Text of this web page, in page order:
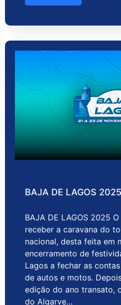
BAJA DE LAGOS 2025
BAJA DE LAGOS 2025
receber a caravana do
nacional, desta feita em
encerramento de
Lagos a fechar as
de autos e motos.
edição do ano transato,
do Algarve…